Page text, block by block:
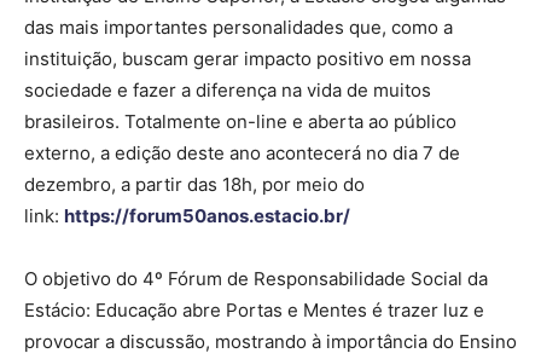
das mais importantes personalidades que, como a
instituição, buscam gerar impacto positivo em nossa
sociedade e fazer a diferença na vida de muitos
brasileiros. Totalmente on-line e aberta ao público
externo, a edição deste ano acontecerá no dia 7 de
dezembro, a partir das 18h, por meio do
link: https://forum50anos.estacio.br/
O objetivo do 4º Fórum de Responsabilidade Social da
Estácio: Educação abre Portas e Mentes é trazer luz e
provocar a discussão, mostrando à importância do Ensino